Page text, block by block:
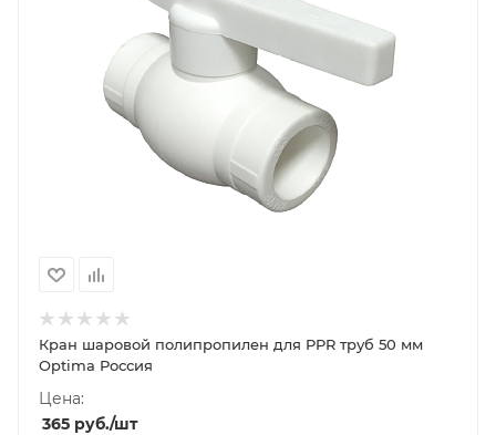
Кран шаровой полипропилен для PPR труб 50 мм
Optima Россия
Цена:
365 руб./шт